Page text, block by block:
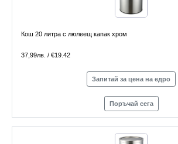
Кош 20 литра с люлеещ капак хром
37,99лв. / €19.42
Запитай за цена на едро
Поръчай сега